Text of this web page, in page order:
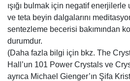
ışığı bulmak için negatif enerjilerle
ve teta beyin dalgalarını
sentezleme becerisi bakımından
durumdur.
(Daha fazla bilgi için bkz. The
Hall’un 101 Power Crystals ve
ayrıca Michael Gienger’ın Şifa